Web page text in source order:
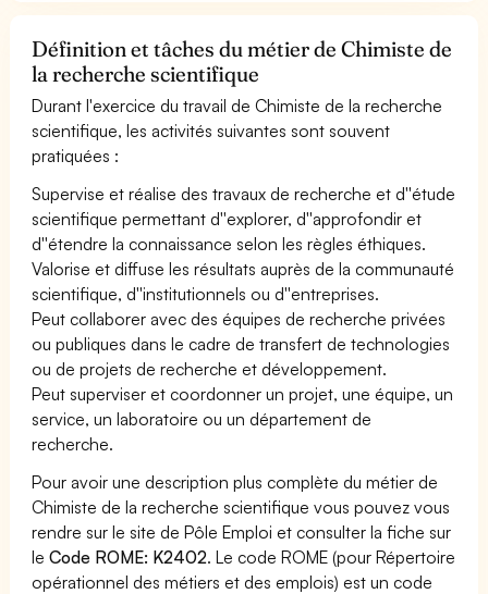
Définition et tâches du métier de Chimiste de
la recherche scientifique
Durant l'exercice du travail de Chimiste de la recherche
scientifique, les activités suivantes sont souvent
pratiquées :
Supervise et réalise des travaux de recherche et d''étude
scientifique permettant d''explorer, d''approfondir et
d''étendre la connaissance selon les règles éthiques.
Valorise et diffuse les résultats auprès de la communauté
scientifique, d''institutionnels ou d''entreprises.
Peut collaborer avec des équipes de recherche privées
ou publiques dans le cadre de transfert de technologies
ou de projets de recherche et développement.
Peut superviser et coordonner un projet, une équipe, un
service, un laboratoire ou un département de
recherche.
Pour avoir une description plus complète du métier de
Chimiste de la recherche scientifique vous pouvez vous
rendre sur le site de Pôle Emploi et consulter la fiche sur
leCode ROME: K2402. Le code ROME (pour Répertoire
opérationnel des métiers et des emplois) est un code